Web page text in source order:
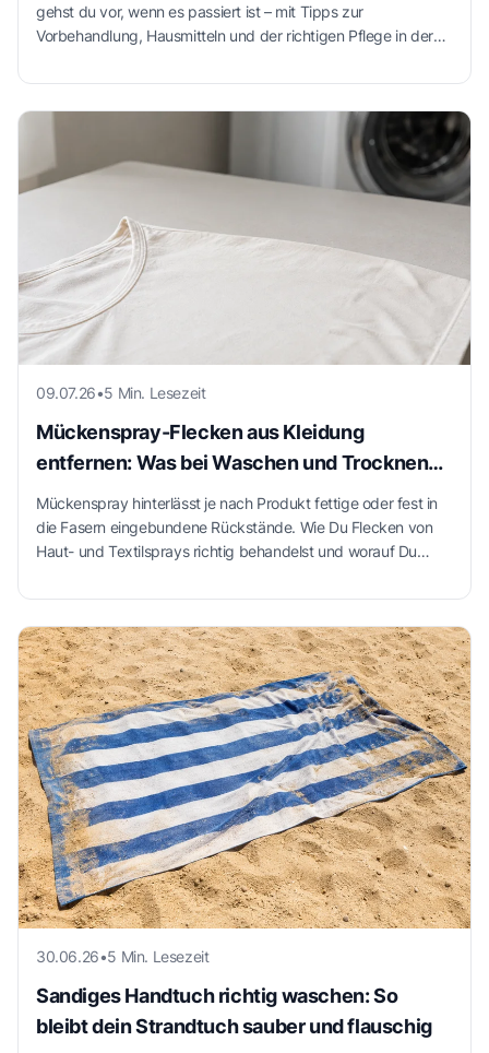
gehst du vor, wenn es passiert ist – mit Tipps zur
Vorbehandlung, Hausmitteln und der richtigen Pflege in der
09.07.26•5 Min. Lesezeit
Mückenspray-Flecken aus Kleidung
entfernen: Was bei Waschen und Trocknen
wichtig ist
Mückenspray hinterlässt je nach Produkt fettige oder fest in
die Fasern eingebundene Rückstände. Wie Du Flecken von
Haut- und Textilsprays richtig behandelst und worauf Du
30.06.26•5 Min. Lesezeit
Sandiges Handtuch richtig waschen: So
bleibt dein Strandtuch sauber und flauschig